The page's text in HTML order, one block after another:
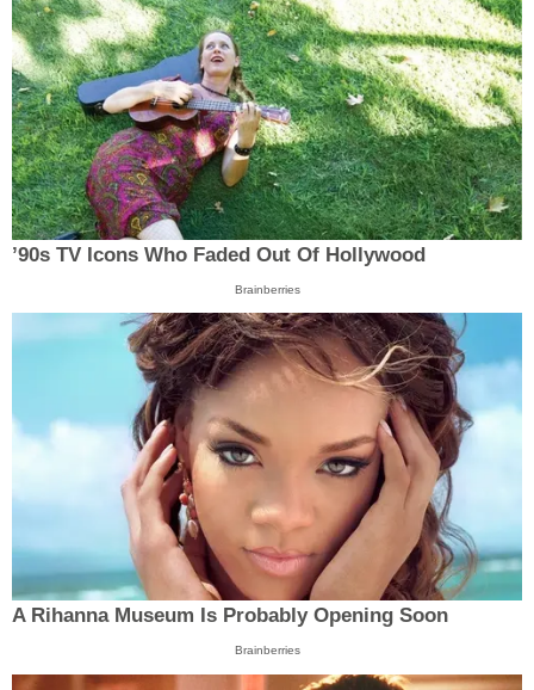
’90s TV Icons Who Faded Out Of Hollywood
Brainberries
A Rihanna Museum Is Probably Opening Soon
Brainberries